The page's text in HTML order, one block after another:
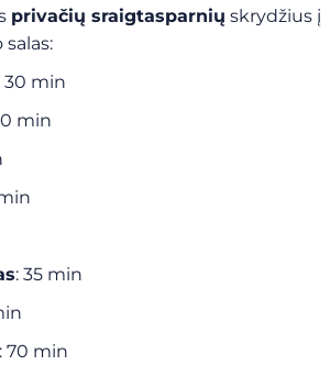
privačių sraigtasparnių skrydžius į
30 min
min
: 35 min
: 70 min